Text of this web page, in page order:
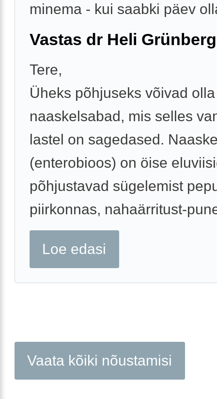
minema - kui saabki päev
Vastas dr Heli Grünberg
Tere,
Üheks põhjuseks võivad olla
naaskelsabad, mis selles
lastel on sagedased.
(enterobioos) on öise
põhjustavad sügelemist
piirkonnas, nahaärritust-
Loe edasi
Vaata kõiki nõustamisi